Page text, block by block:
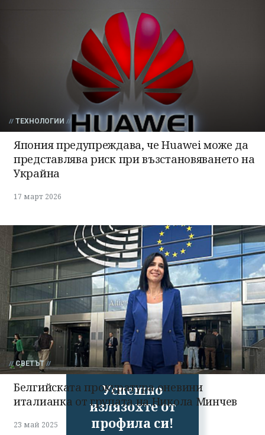
Успешно
излязохте от
профила си!
ТЕХНОЛОГИИ
Япония предупреждава, че Huawei може да
представлява риск при възстановяването на
Украйна
17 март 2026
СВЕТЪТ
Белгийската прокуратура оневини
италианка от групата на Никола Минчев
23 май 2025